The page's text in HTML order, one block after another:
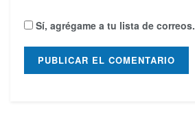
Sí, agrégame a tu lista de correos.